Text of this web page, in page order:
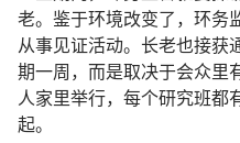
老。鉴于环境改变了，环务
从事见证活动。长老也接获
期一周，而是取决于会众里
人家里举行，每个研究班都
起。